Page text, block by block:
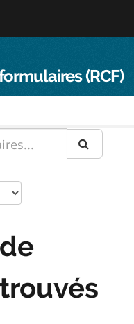
(RCF)